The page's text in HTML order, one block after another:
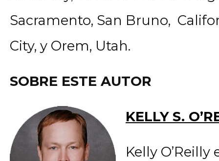
Sacramento, San Bruno,
City, y Orem, Utah.
SOBRE ESTE AUTOR
KELLY S.
Kelly